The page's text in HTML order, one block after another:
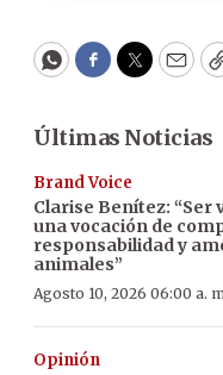
WhatsApp
Facebook
Twitter
Últimas Noticias
Brand Voice
Clarise Benítez: “Ser
una vocación de
responsabilidad y
animales”
Agosto 10, 2026 06:00 a.
Opinión